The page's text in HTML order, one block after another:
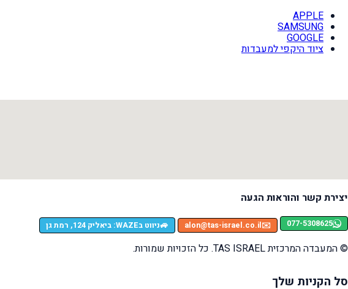
APPLE
SAMSUNG
GOOGLE
ציוד היקפי למעבדות
יצירת קשר והוראות הגעה
077-5308625
✉️
alon@tas-israel.co.il
🚙ניווט בWAZE: ביאליק 124, רמת גן
© המעבדה המרכזית TAS ISRAEL. כל הזכויות שמורות.
סל הקניות שלך